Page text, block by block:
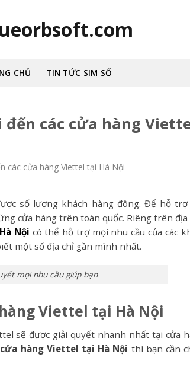
CHỦ TIN TỨC SIM SỐ
các cửa hàng
các cửa hàng Viettel tại Hà Nội
số lượng khách hàng đông. Để hỗ trợ
cửa hàng trên toàn quốc. Riêng trên
Nội có thể hỗ trợ mọi nhu cầu của các
một số địa chỉ gần mình nhất.
mọi nhu cầu giúp bạn
Viettel tại Hà Nội
sẽ được giải quyết nhanh nhất tại cửa
hàng Viettel tại Hà Nội thì bạn cần